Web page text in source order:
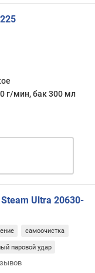
г/мин, бак 300 мл
Ultra 20630-
самоочистка
паровой удар